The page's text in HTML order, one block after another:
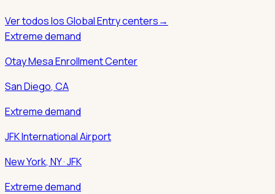
Ver todos losGlobal Entrycenters→
Extreme demand
Otay Mesa Enrollment Center
San Diego, CA
Extreme demand
JFK International Airport
New York, NY· JFK
Extreme demand